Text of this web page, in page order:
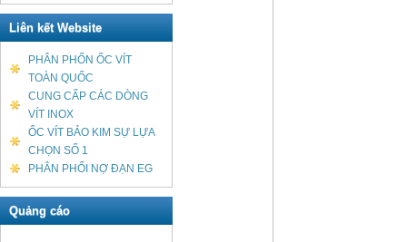
Liên kết Website
PHÂN PHỐN ỐC VÍT
TOÀN QUỐC
CUNG CẤP CÁC DÒNG
VÍT INOX
ỐC VÍT BẢO KIM SỰ LỰA
CHỌN SỐ 1
PHÂN PHỐI NỢ ĐẠN EG
Quảng cáo